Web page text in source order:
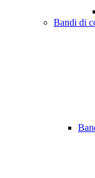
Bandi di